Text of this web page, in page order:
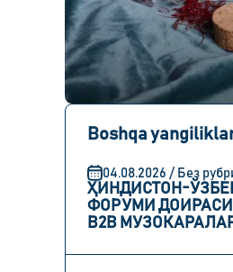
Boshqa
04.08.2026 / Без
ҲИНДИСТОН-
ФОРУМИ
B2B